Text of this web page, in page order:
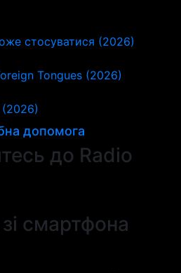
стосуватися (2026)
Tongues (2026)
допомога
до Radio
смартфона